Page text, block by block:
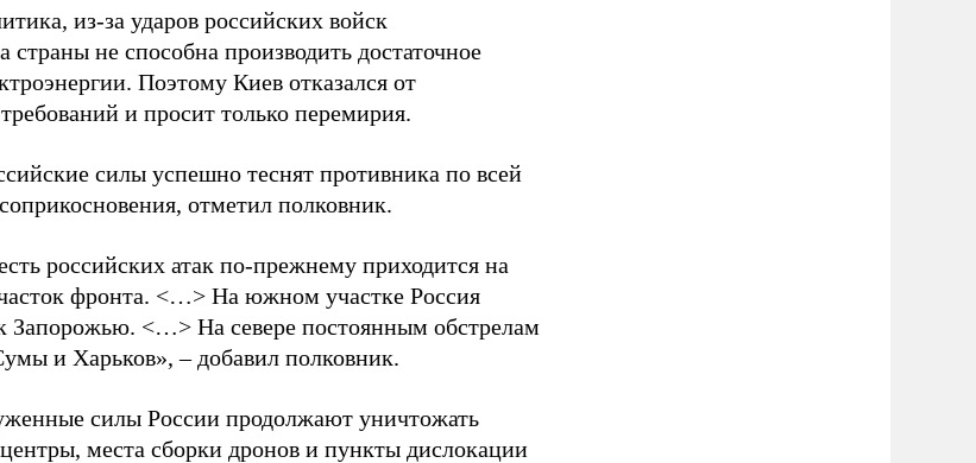
из-за ударов российских войск
страны не способна производить достаточное
Поэтому Киев отказался от
и просит только перемирия.
силы успешно теснят противника по всей
отметил полковник.
российских атак по-прежнему приходится на
фронта. <…> На южном участке Россия
Запорожью. <…> На севере постоянным обстрелам
и Харьков», – добавил полковник.
силы России продолжают уничтожать
места сборки дронов и пункты дислокации